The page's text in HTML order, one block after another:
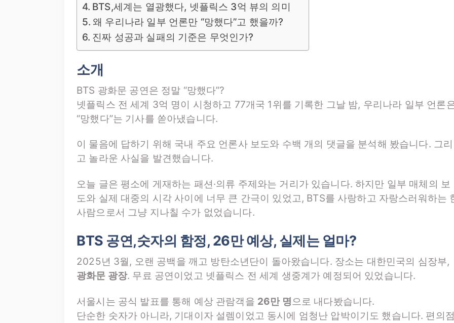
BTS,세계는 열광했다, 넷플릭스 3억 뷰의 의미
왜 우리나라 일부 언론만 “망했다”고 했을까?
진짜 성공과 실패의 기준은 무엇인가?
소개
BTS 광화문 공연은 정말 “망했다”?
넷플릭스 전 세계 3억 명이 시청하고 77개국 1위를 기록한 그날 밤, 우리나라 일부 언론
“망했다”는 기사를 쏟아냈습니다.
이 물음에 답하기 위해 국내 주요 언론사 보도와 수백 개의 댓글을 분석해 봤습니다. 그리
고 놀라운 사실을 발견했습니다.
오늘 글은 평소에 게재하는 패션·의류 주제와는 거리가 있습니다. 하지만 일부 매체의 보
도와 실제 대중의 시각 사이에 너무 큰 간극이 있었고, BTS를 사랑하고 자랑스러워하는
사람으로서 그냥 지나칠 수가 없었습니다.
BTS 공연,숫자의 함정, 26만 예상, 실제는 얼마?
2025년 3월, 오랜 공백을 깨고 방탄소년단이 돌아왔습니다. 장소는 대한민국의 심장부,
광화문 광장. 무료 공연이었고 넷플릭스 전 세계 생중계가 예정되어 있었습니다.
서울시는 공식 발표를 통해 예상 관람객을 26만 명으로 내다봤습니다.
단순한 숫자가 아니라, 기대이자 설렘이었고 동시에 엄청난 압박이기도 했습니다. 편의